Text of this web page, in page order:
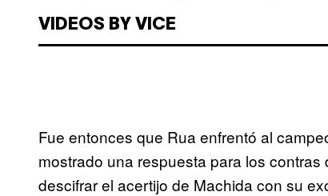
VIDEOS BY VICE
Fue entonces que Rua enfrentó al
mostrado una respuesta para los
descifrar el acertijo de Machida con su